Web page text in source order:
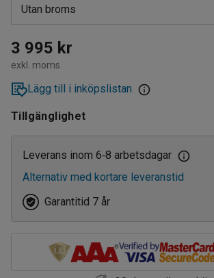
Utan broms
Med broms
Utan broms
3 995 kr
exkl. moms
Lägg till i inköpslistan
Tillgänglighet
Leverans inom 6‑8 arbetsdagar
Alternativ med kortare leveranstid
Garantitid 7 år